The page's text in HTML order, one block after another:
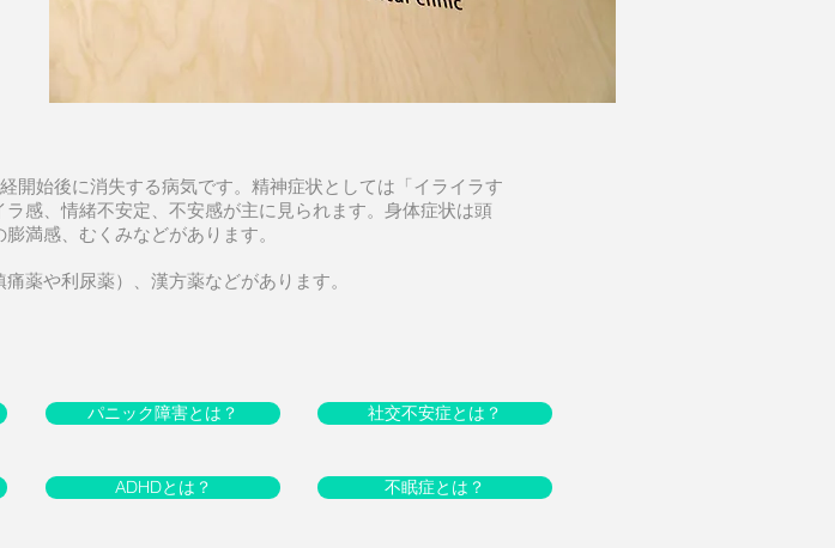
開始後に消失する病気です。精神症状としては「イライラす
感、情緒不安定、不安感が主に見られます。身体症状は頭
満感、むくみなどがあります。
薬や利尿薬）、漢方薬などがあります。
不眠症とは？
ADHDとは？
社交不安症とは？
パニック障害とは？